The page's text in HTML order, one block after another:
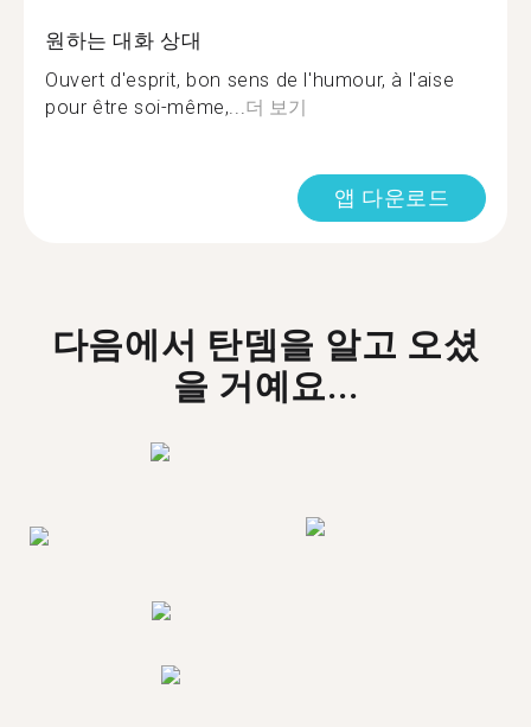
원하는 대화 상대
Ouvert d'esprit, bon sens de l'humour, à l'aise
pour être soi-même,...더 보기
앱 다운로드
다음에서 탄뎀을 알고 오셨
을 거예요...